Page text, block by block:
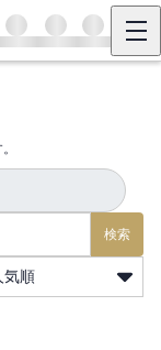
検索
気順